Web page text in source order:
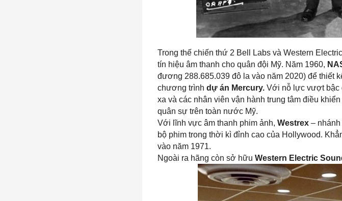
Trong thế chiến thứ 2 Bell Labs và Western
tín hiệu âm thanh cho quân đội Mỹ. Năm 1960,
đương 288.685.039 đô la vào năm 2020) để thiết
chương trình dự án Mercury. Với nỗ lực vượt bậc
xa và các nhân viên vận hành trung tâm điều
quân sự trên toàn nước Mỹ.
Với lĩnh vực âm thanh phim ảnh, Westrex –
bộ phim trong thời kì đỉnh cao của Hollywood.
vào năm 1971.
Ngoài ra hãng còn sở hữu Western Electric